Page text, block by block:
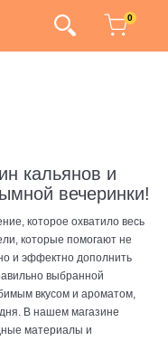
0
кальянов и
вечеринки!
которое охватило весь
которые помогают не
и эффектно дополнить
выбранной
вкусом и ароматом,
В нашем магазине
материалы и